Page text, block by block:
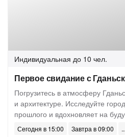
Индивидуальная до 10 чел.
Первое свидание с
Погрузитесь в атмосферу
и архитектуре. Исследуйте
прошлого и вдохновляет на
Сегодня в 15:00
Завтра в 09:00